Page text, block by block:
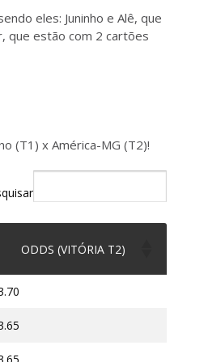
eles: Juninho e Alê, que
que estão com 2 cartões
(T1) x América-MG (T2)!
ODDS (VITÓRIA T2)